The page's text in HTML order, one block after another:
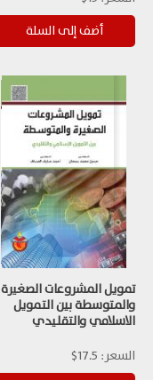
تمويل المشروعات الصغيرة
والمتوسطة بين التمويل
الاسلامي والتقليدي
السعر: 17.5$